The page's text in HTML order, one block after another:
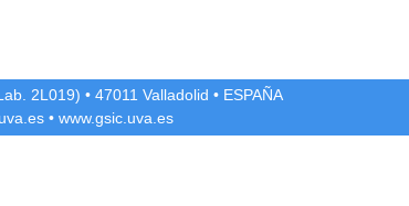
2L019) •47011 Valladolid • ESPAÑA
• www.gsic.uva.es